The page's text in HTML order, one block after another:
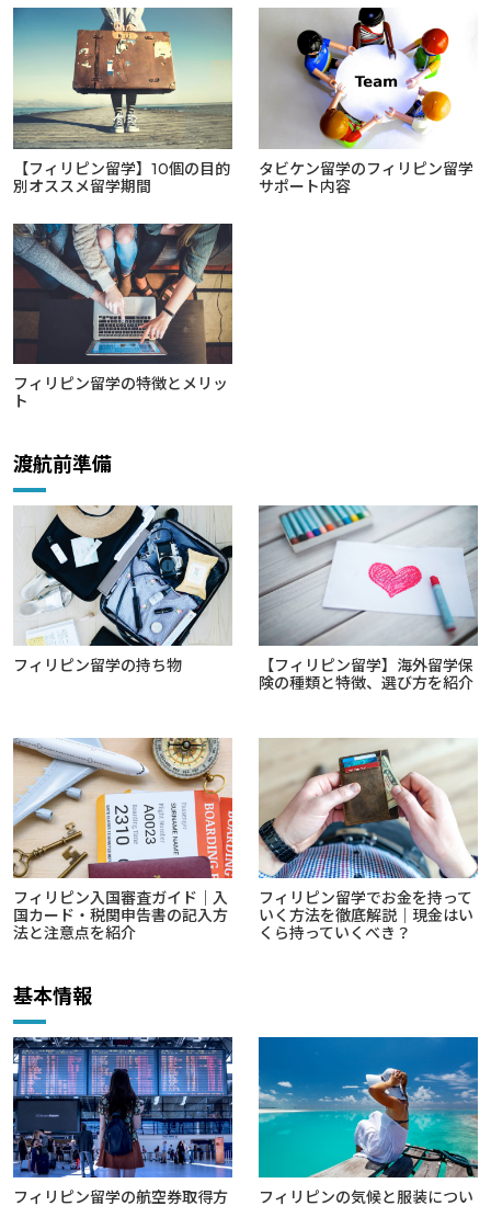
【フィリピン留学】10個の目的
別オススメ留学期間
タビケン留学のフィリピン留学
サポート内容
フィリピン留学の特徴とメリッ
ト
渡航前準備
フィリピン留学の持ち物
【フィリピン留学】海外留学保
険の種類と特徴、選び方を紹介
フィリピン入国審査ガイド｜入
国カード・税関申告書の記入方
法と注意点を紹介
フィリピン留学でお金を持って
いく方法を徹底解説｜現金はい
くら持っていくべき？
基本情報
フィリピン留学の航空券取得方
フィリピンの気候と服装につい